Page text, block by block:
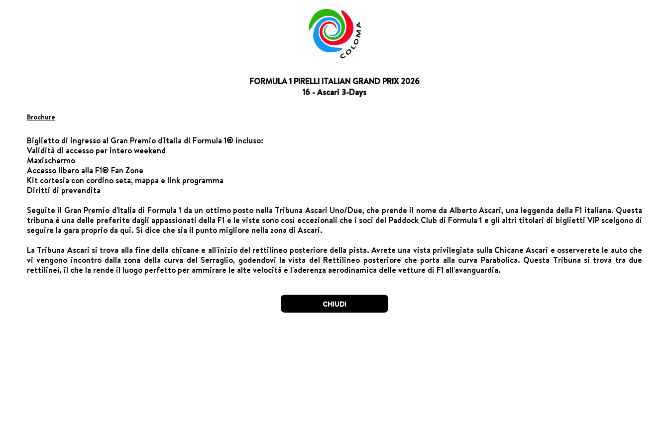
FORMULA 1 PIRELLI ITALIAN GRAND PRIX 2026
16 - Ascari 3-Days
Brochure
Biglietto di ingresso al Gran Premio d'Italia di Formula 1® incluso:
Validità di accesso per intero weekend
Maxischermo
Accesso libero alla F1® Fan Zone
Kit cortesia con cordino seta, mappa e link programma
Diritti di prevendita
Seguite il Gran Premio d'Italia di Formula 1 da un ottimo posto nella Tribuna Ascari Uno/Due, che prende il nome da Alberto Ascari, una leggenda della F1 italiana. Questa
tribuna è una delle preferite dagli appassionati della F1 e le viste sono così eccezionali che i soci del Paddock Club di Formula 1 e gli altri titolari di biglietti VIP scelgono di
seguire la gara proprio da qui. Si dice che sia il punto migliore nella zona di Ascari.
La Tribuna Ascari si trova alla fine della chicane e all'inizio del rettilineo posteriore della pista. Avrete una vista privilegiata sulla Chicane Ascari e osserverete le auto che
vi vengono incontro dalla zona della curva del Serraglio, godendovi la vista del Rettilineo posteriore che porta alla curva Parabolica. Questa Tribuna si trova tra due
rettilinei, il che la rende il luogo perfetto per ammirare le alte velocità e l'aderenza aerodinamica delle vetture di F1 all'avanguardia.
CHIUDI